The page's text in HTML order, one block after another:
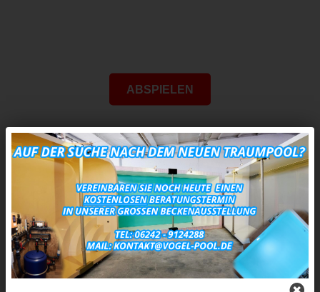
ABSPIELEN
Durch Klicken des "Abspielen"-Buttons wird das Video vom Anbieter
YouTube eingebettet. Es werden dadurch womöglich personenbezogene
Daten an YouTube gesendet und Cookies durch den Anbieter gesetzt.
Daher ist es möglich, dass der Anbieter Ihre Zugriffe speichert und Ihr
Verhalten analysieren kann. Die Datenschutzerklärung von YouTube bzw.
Google finden Sie unter
Google-Datenschutzerklärung
Auf YouTubeanschauen